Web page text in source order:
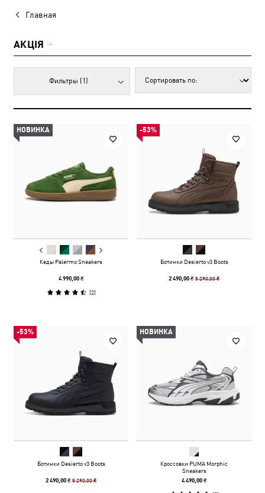
Главная
АКЦІЯ 14
Фильтры (1)
НОВИНКА
Кеды Palermo Sneakers
4 990,00 ₴
(2)
-53%
Ботинки Desierto v3 Boots
2 490,00 ₴5 290,00 ₴
-53%
Ботинки Desierto v3 Boots
2 490,00 ₴5 290,00 ₴
НОВИНКА
Кроссовки PUMA Morphic
Sneakers
4 490,00 ₴